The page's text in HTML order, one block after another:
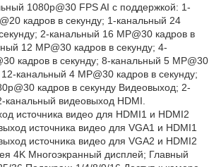
1080p@30 FPS AI с поддержкой: 1-
кадров в секунду; 1-канальный 24
2-канальный 16 MP@30 кадров в
12 MP@30 кадров в секунду; 4-
кадров в секунду; 8-канальный 5 MP@30
12-канальный 4 MP@30 кадров в секунду;
кадров в секунду Видеовыход; 2-
канальный видеовыход HDMI.
источника видео для HDMI1 и HDMI2
источника видео для VGA1 и HDMI1
источника видео для VGA2 и HDMI2
4K Многоэкранный дисплей; Главный